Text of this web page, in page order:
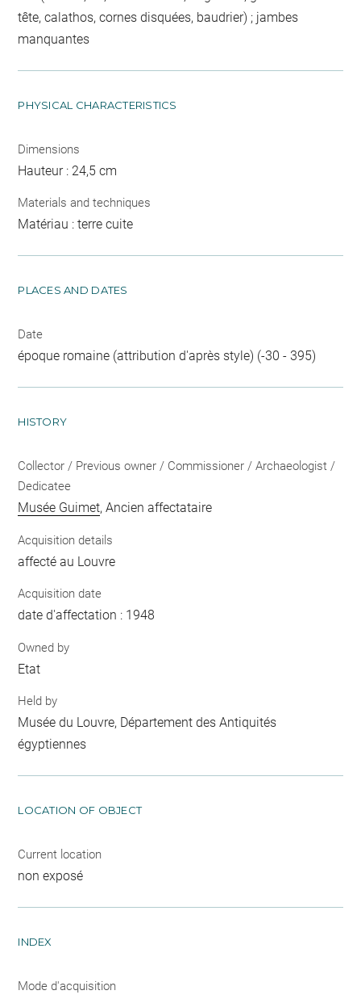
tête, calathos, cornes disquées, baudrier) ; jambes
manquantes
PHYSICAL CHARACTERISTICS
Dimensions
Hauteur : 24,5 cm
Materials and techniques
Matériau : terre cuite
PLACES AND DATES
Date
époque romaine (attribution d'après style) (-30 - 395)
HISTORY
Collector / Previous owner / Commissioner / Archaeologist /
Dedicatee
Musée Guimet, Ancien affectataire
Acquisition details
affecté au Louvre
Acquisition date
date d'affectation : 1948
Owned by
Etat
Held by
Musée du Louvre, Département des Antiquités
égyptiennes
LOCATION OF OBJECT
Current location
non exposé
INDEX
Mode d'acquisition